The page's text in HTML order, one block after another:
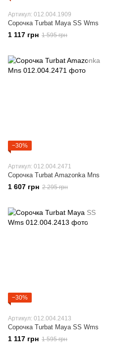
Артикул: 012.004.1909
Сорочка Turbat Maya SS Wms
1 117 грн 1 595 грн
−30%
Артикул: 012.004.2471
Сорочка Turbat Amazonka Mns
1 607 грн 2 295 грн
−30%
Артикул: 012.004.2413
Сорочка Turbat Maya SS Wms
1 117 грн 1 595 грн